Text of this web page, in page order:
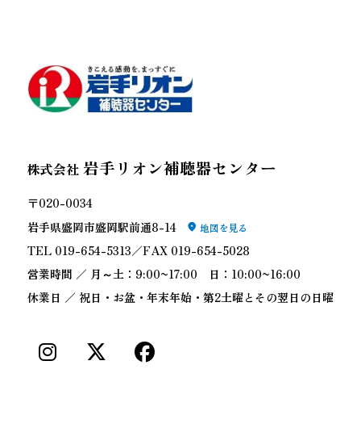
株式会社 岩手リオン補聴器センター
〒020-0034
岩手県盛岡市盛岡駅前通8-14
地図を見る
TEL 019-654-5313／FAX 019-654-5028
営業時間 ／ 月～土：9:00~17:00 日：10:00~16:00
休業日 ／ 祝日・お盆・年末年始・第2土曜とその翌日の日曜